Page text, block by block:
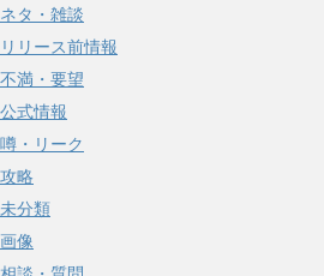
ネタ・雑談
リリース前情報
不満・要望
公式情報
噂・リーク
攻略
未分類
画像